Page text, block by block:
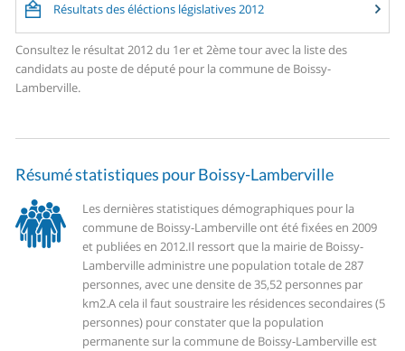
Résultats des éléctions législatives 2012
Consultez le résultat 2012 du 1er et 2ème tour avec la liste des
candidats au poste de député pour la commune de Boissy-
Lamberville.
Résumé statistiques pour Boissy-Lamberville
Les dernières statistiques démographiques pour la
commune de Boissy-Lamberville ont été fixées en 2009
et publiées en 2012.Il ressort que la mairie de Boissy-
Lamberville administre une population totale de 287
personnes, avec une densite de 35,52 personnes par
km2.A cela il faut soustraire les résidences secondaires (5
personnes) pour constater que la population
permanente sur la commune de Boissy-Lamberville est